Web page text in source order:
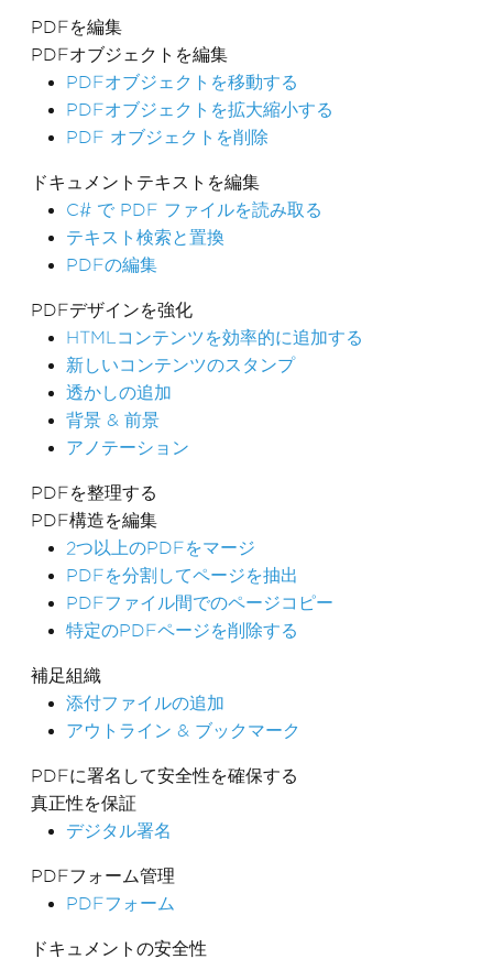
PDFを編集
PDFオブジェクトを編集
PDFオブジェクトを移動する
PDFオブジェクトを拡大縮小する
PDF オブジェクトを削除
ドキュメントテキストを編集
C# で PDF ファイルを読み取る
テキスト検索と置換
PDFの編集
PDFデザインを強化
HTMLコンテンツを効率的に追加する
新しいコンテンツのスタンプ
透かしの追加
背景 & 前景
アノテーション
PDFを整理する
PDF構造を編集
2つ以上のPDFをマージ
PDFを分割してページを抽出
PDFファイル間でのページコピー
特定のPDFページを削除する
補足組織
添付ファイルの追加
アウトライン & ブックマーク
PDFに署名して安全性を確保する
真正性を保証
デジタル署名
PDFフォーム管理
PDFフォーム
ドキュメントの安全性